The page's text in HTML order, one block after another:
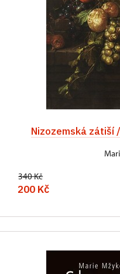
Nizozemská zátiší
340 Kč
200 Kč